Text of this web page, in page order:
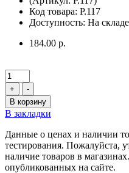
Код товара: P.117
Доступность: На складе
184.00 р.
+
-
В корзину
В закладки
Данные о ценах и наличии
тестирования. Пожалуйста,
наличие товаров в
опубликованных на сайте.